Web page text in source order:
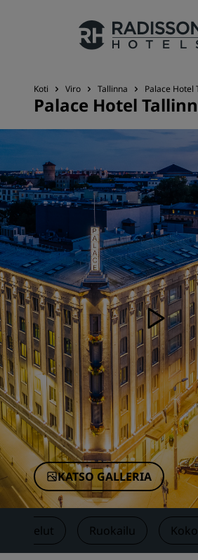
Hotelliketjumme
Brändit Kiinassa
Koti Viro Tallinna Palace Hotel
Palace Hotel
KATSO GALLERIA
Palvelut Ruokailu